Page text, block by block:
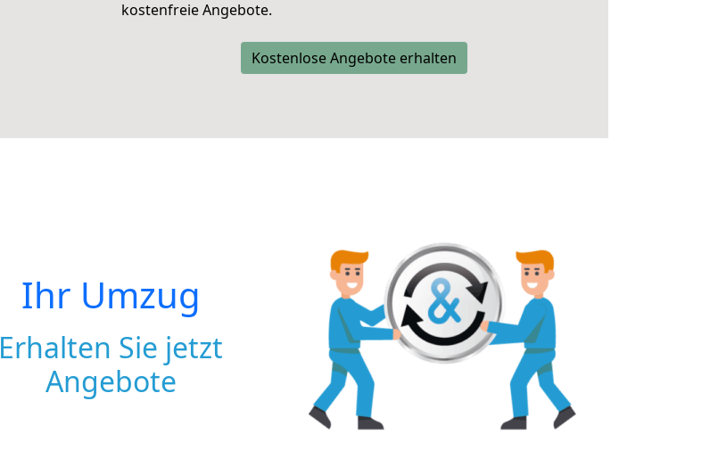
kostenfreie Angebote.
Kostenlose Angebote erhalten
Ihr Umzug
Erhalten Sie jetzt
Angebote